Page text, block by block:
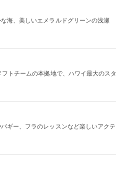
海、美しいエメラルドグリーンの浅瀬
トチームの本拠地で、ハワイ最大のスタ
ギー、フラのレッスンなど楽しいアクテ